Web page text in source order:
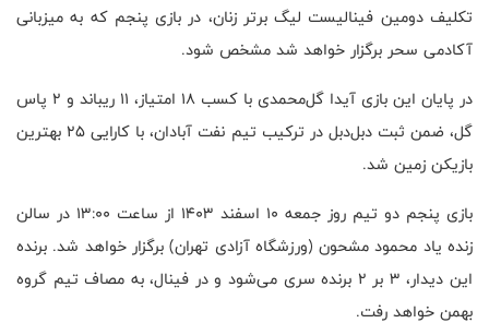
تکلیف دومین فینالیست لیگ برتر زنان، در بازی پنجم که به میزبانی
آکادمی سحر برگزار خواهد شد مشخص شود.
در پایان این بازی آیدا گل‌محمدی با کسب ۱۸ امتیاز، ۱۱ ریباند و ۲ پاس
گل، ضمن ثبت دبل‌دبل در ترکیب تیم نفت آبادان، با کارایی ۲۵ بهترین
بازیکن زمین شد.
بازی پنجم دو تیم روز جمعه ۱۰ اسفند ۱۴۰۳ از ساعت ۱۳:۰۰ در سالن
زنده یاد محمود مشحون (ورزشگاه آزادی تهران) برگزار خواهد شد. برنده
این دیدار، ۳ بر ۲ برنده سری می‌شود و در فینال، به مصاف تیم گروه
بهمن خواهد رفت.